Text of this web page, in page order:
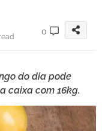
0
do dia pode
caixa com 16kg.